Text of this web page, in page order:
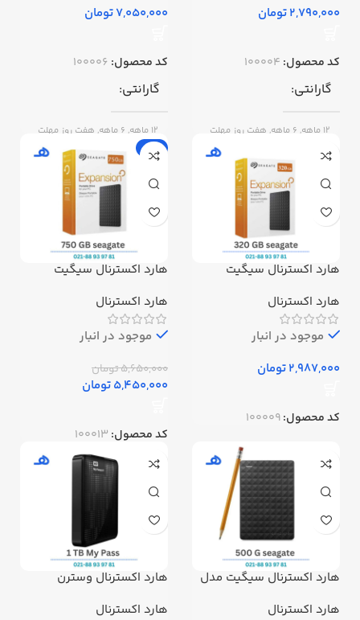
تومان
کد محصول: 100004
گارانتی
12 ماهه, 6 ماهه, هفت روز مهلت
برند Asus
25*35
تومان
کد محصول: 100006
گارانتی
12 ماهه, 6 ماهه, هفت روز مهلت
تست
هارد اکسترنال سیگیت
320گیگابایت استوک
هارد اکسترنال
موجود در انبار
تومان
کد محصول:100009
-4%
هارد اکسترنال سیگیت
750گیگابایت استوک
هارد اکسترنال
موجود در انبار
5,650,000تومان
5,450,000تومان
کد محصول: 100013
هارد اکسترنال سیگیت مدل
گیگابایت استوک
هارد اکسترنال
هارد اکسترنال وسترن
اMyPassport-1TB آبیهارد اکسترنال